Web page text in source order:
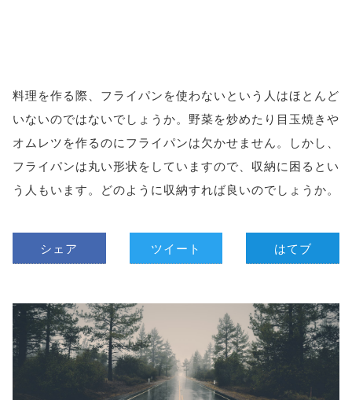
料理を作る際、フライパンを使わないという人はほとんど
いないのではないでしょうか。野菜を炒めたり目玉焼きや
オムレツを作るのにフライパンは欠かせません。しかし、
フライパンは丸い形状をしていますので、収納に困るとい
う人もいます。どのように収納すれば良いのでしょうか。
シェア ツイート はてブ